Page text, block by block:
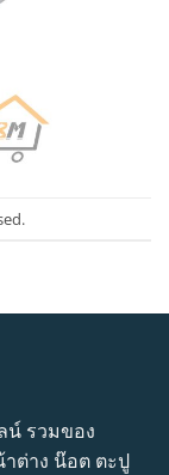
น์ รวมของ
ต่าง น๊อต ตะปู